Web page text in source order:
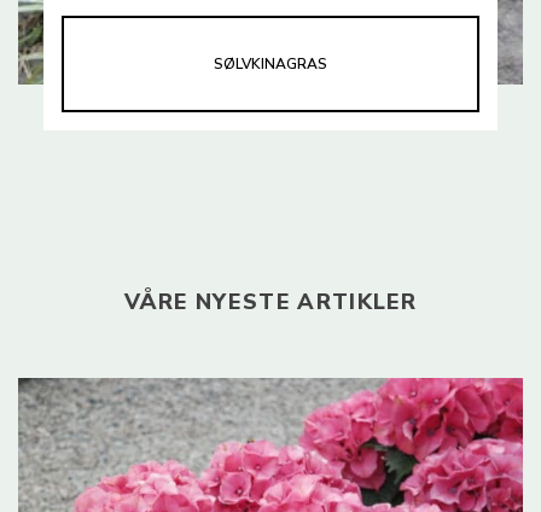
SØLVKINAGRAS
VÅRE NYESTE ARTIKLER